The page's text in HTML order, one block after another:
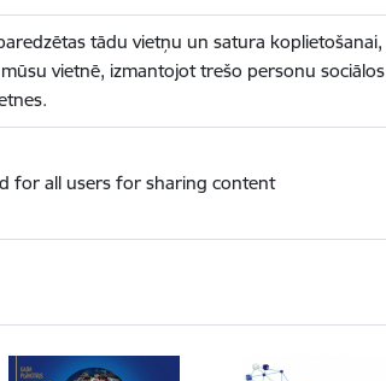
tādu vietņu un satura koplietošanai,
vietnē, izmantojot trešo personu sociālos
for all users for sharing content